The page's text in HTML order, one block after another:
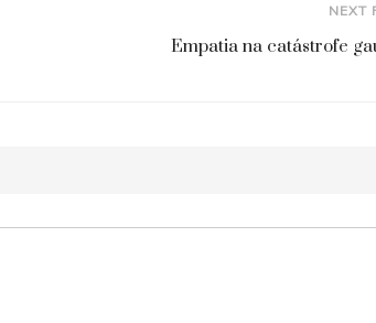
NEXT
Empatia na catástrofe